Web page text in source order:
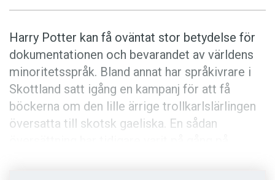
Harry Potter kan få oväntat stor betydelse för
dokumentationen och bevarandet av världens
minoritetsspråk. Bland annat har språkivrare i
Skottland satt igång en kampanj för att få
böckerna om den lille ärrige trollkarlslärlingen
översatta till skotsk gaeliska. En sådan